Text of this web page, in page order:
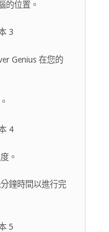
的位置。
Genius 在您的
。
鐘時間以進行完